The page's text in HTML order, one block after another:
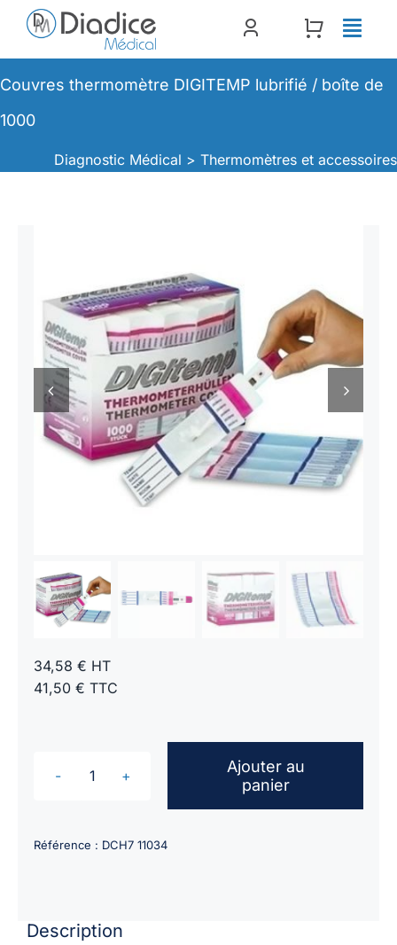
Passer
contenu
Couvres thermomètre DIGITEMP lubrifié / boîte de
1000
Diagnostic Médical >Thermomètres et accessoires
34,58 € HT
41,50 € TTC
quantité
Couvres
/
Ajouter au
panier
Référence : DCH7 11034
Description